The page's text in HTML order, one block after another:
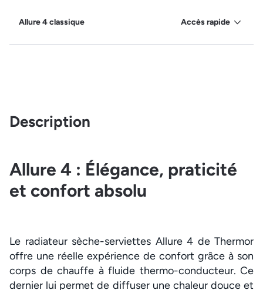
Allure 4 classique Accès rapide
Description
Allure 4 : Élégance, praticité
et confort absolu
Le radiateur sèche-serviettes Allure 4 de Thermor
offre une réelle expérience de confort grâce à son
corps de chauffe à fluide thermo-conducteur. Ce
dernier lui permet de diffuser une chaleur douce et